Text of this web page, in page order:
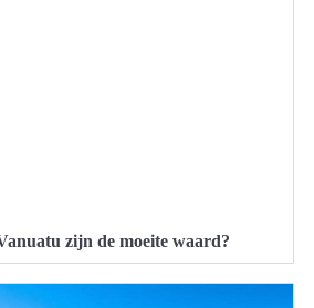
zijn de moeite waard?